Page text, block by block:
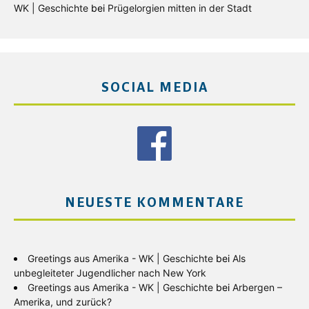
WK | Geschichte bei Prügelorgien mitten in der Stadt
SOCIAL MEDIA
NEUESTE KOMMENTARE
Greetings aus Amerika - WK | Geschichte bei Als
unbegleiteter Jugendlicher nach New York
Greetings aus Amerika - WK | Geschichte bei Arbergen –
Amerika, und zurück?